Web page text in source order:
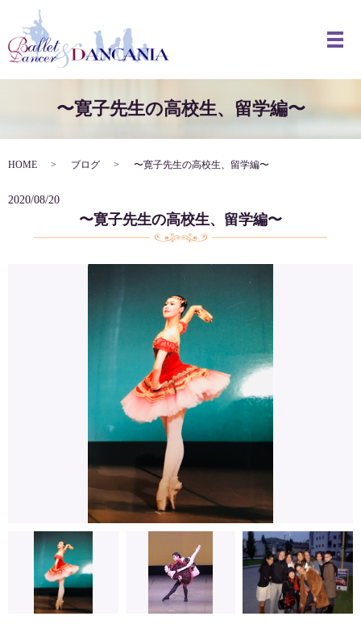
メ
〜寛子先生の高校生、留学編〜
HOME ブログ 〜寛子先生の高校生、留学編〜
2020/08/20
〜寛子先生の高校生、留学編〜